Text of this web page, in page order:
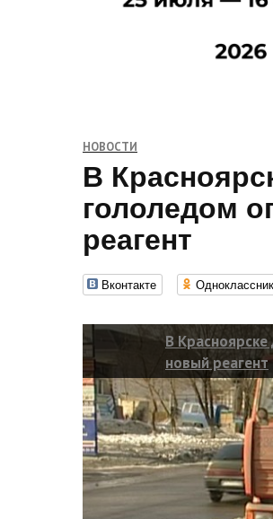
НОВОСТИ
В
гололедом
реагент
Вконтакте
В
новый реагент